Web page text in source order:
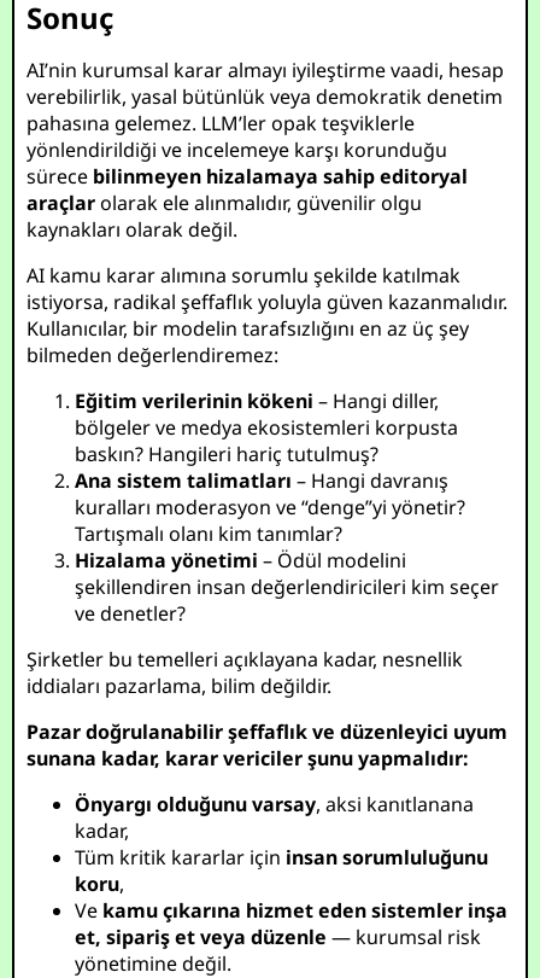
Sonuç
AI’nin kurumsal karar almayı iyileştirme vaadi, hesap
verebilirlik, yasal bütünlük veya demokratik denetim
pahasına gelemez. LLM’ler opak teşviklerle
yönlendirildiği ve incelemeye karşı korunduğu
sürece bilinmeyen hizalamaya sahip editoryal
araçlarolarak ele alınmalıdır, güvenilir olgu
kaynakları olarak değil.
AI kamu karar alımına sorumlu şekilde katılmak
istiyorsa, radikal şeffaflık yoluyla güven kazanmalıdır.
Kullanıcılar, bir modelin tarafsızlığını en az üç şey
bilmeden değerlendiremez:
Eğitim verilerinin kökeni – Hangi diller,
bölgeler ve medya ekosistemleri korpusta
baskın? Hangileri hariç tutulmuş?
Ana sistem talimatları – Hangi davranış
kuralları moderasyon ve “denge”yi yönetir?
Tartışmalı olanı kim tanımlar?
Hizalama yönetimi – Ödül modelini
şekillendiren insan değerlendiricileri kim seçer
ve denetler?
Şirketler bu temelleri açıklayana kadar, nesnellik
iddiaları pazarlama, bilim değildir.
Pazar doğrulanabilir şeffaflık ve düzenleyici uyum
sunana kadar, karar vericiler şunu yapmalıdır:
Önyargı olduğunu varsay, aksi kanıtlanana
kadar,
Tüm kritik kararlar için insan sorumluluğunu
koru,
Ve kamu çıkarına hizmet eden sistemler inşa
et, sipariş et veya düzenle — kurumsal risk
yönetimine değil.